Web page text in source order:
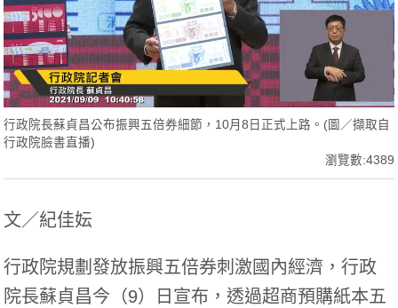
行政院長蘇貞昌公布振興五倍券細節，10月8日正式上路。(圖／擷取自
行政院臉書直播)
瀏覽數:4389
文／紀佳妘
行政院規劃發放振興五倍券刺激國內經濟，行政
院長蘇貞昌今（9）日宣布，透過超商預購紙本五